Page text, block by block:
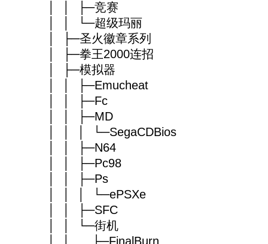
│ │ ├─竞赛
│ │ └─超级玛丽
│ ├─圣火徽章系列
│ ├─拳王2000连招
│ ├─模拟器
│ │ ├─Emucheat
│ │ ├─Fc
│ │ ├─MD
│ │ │ └─SegaCDBios
│ │ ├─N64
│ │ ├─Pc98
│ │ ├─Ps
│ │ │ └─ePSXe
│ │ ├─SFC
│ │ └─街机
│ │ ├─FinalBurn